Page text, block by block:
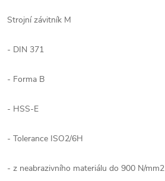
Strojní závitník M
- DIN 371
- Forma B
- HSS-E
- Tolerance ISO2/6H
- z neabrazivního materiálu do 900 N/mm2